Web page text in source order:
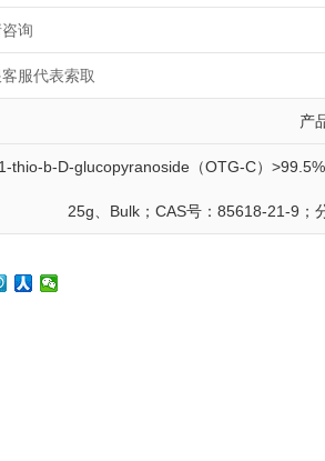
询
客服代表索取
产
thio-b-D-glucopyranoside（OTG-C）
25g、Bulk；CAS号：85618-21-9；